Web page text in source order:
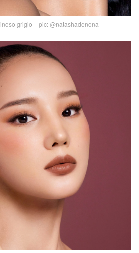
grigio – pic: @natashadenona